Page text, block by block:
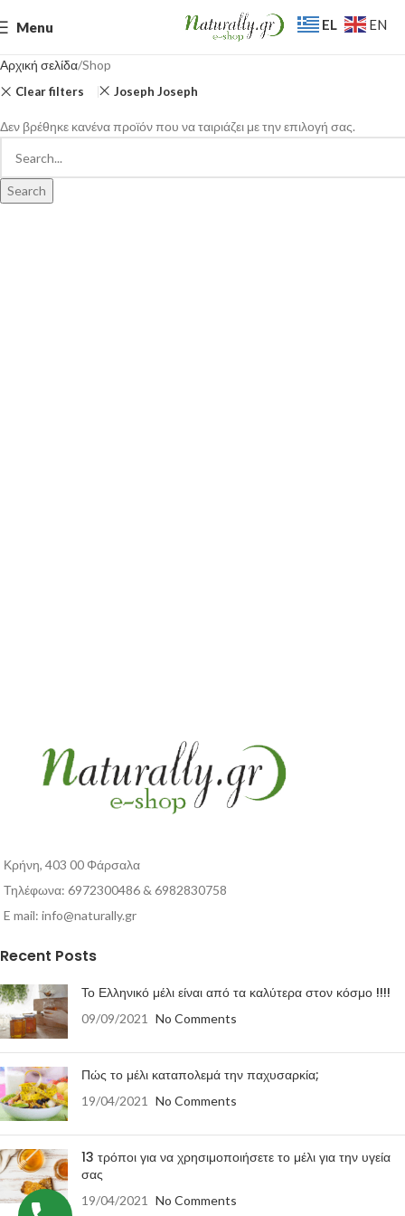
Menu
Αρχική σελίδα Shop
Clear filters Joseph Joseph
Δεν βρέθηκε κανένα προϊόν που να ταιριάζει με την επιλογή σας.
Search
Κρήνη, 403 00 Φάρσαλα
Τηλέφωνα: 6972300486 & 6982830758
E mail: info@naturally.gr
Recent Posts
Το Ελληνικό μέλι είναι από τα καλύτερα στον κόσμο !!!!
09/09/2021 No Comments
Πώς το μέλι καταπολεμά την παχυσαρκία;
19/04/2021 No Comments
13 τρόποι για να χρησιμοποιήσετε το μέλι για την υγεία
σας
19/04/2021 No Comments
EL EN